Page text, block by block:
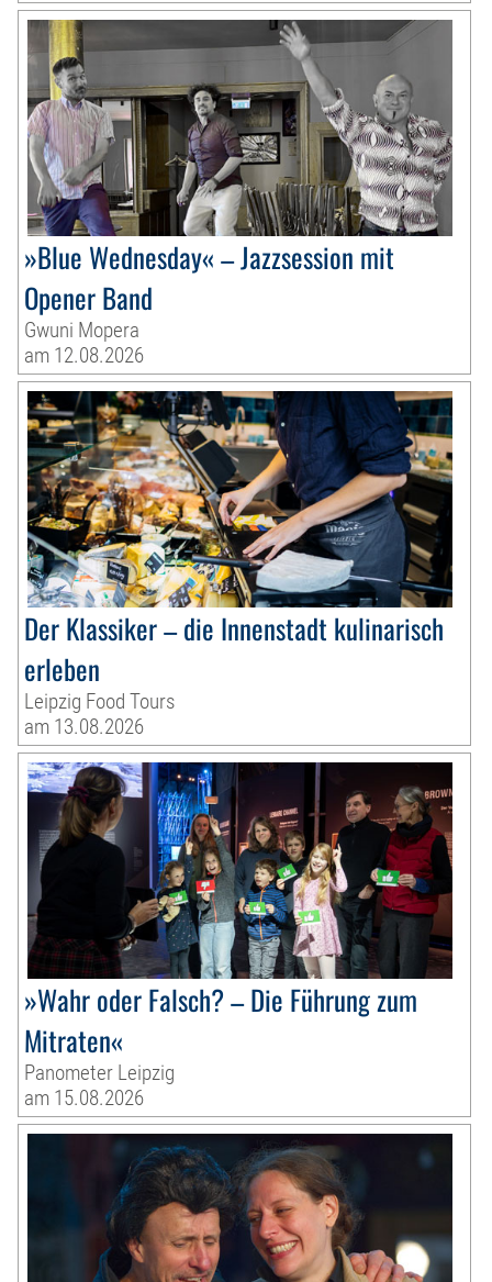
»Blue Wednesday« – Jazzsession mit
Opener Band
Gwuni Mopera
am 12.08.2026
Der Klassiker – die Innenstadt kulinarisch
erleben
Leipzig Food Tours
am 13.08.2026
»Wahr oder Falsch? – Die Führung zum
Mitraten«
Panometer Leipzig
am 15.08.2026